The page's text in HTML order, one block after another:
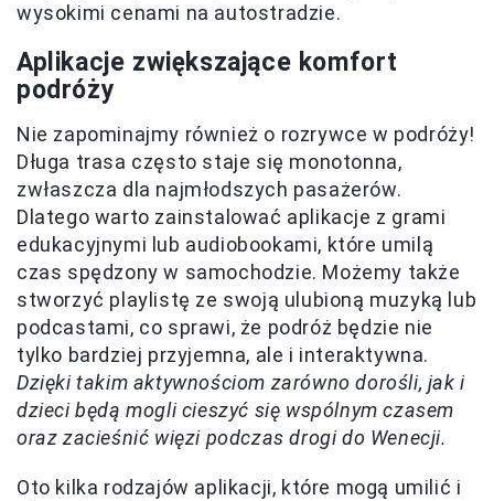
wysokimi cenami na autostradzie.
Aplikacje zwiększające komfort
podróży
Nie zapominajmy również o rozrywce w podróży!
Długa trasa często staje się monotonna,
zwłaszcza dla najmłodszych pasażerów.
Dlatego warto zainstalować aplikacje z grami
edukacyjnymi lub audiobookami, które umilą
czas spędzony w samochodzie. Możemy także
stworzyć playlistę ze swoją ulubioną muzyką lub
podcastami, co sprawi, że podróż będzie nie
tylko bardziej przyjemna, ale i interaktywna.
Dzięki takim aktywnościom zarówno dorośli, jak i
dzieci będą mogli cieszyć się wspólnym czasem
oraz zacieśnić więzi podczas drogi do Wenecji.
Oto kilka rodzajów aplikacji, które mogą umilić i